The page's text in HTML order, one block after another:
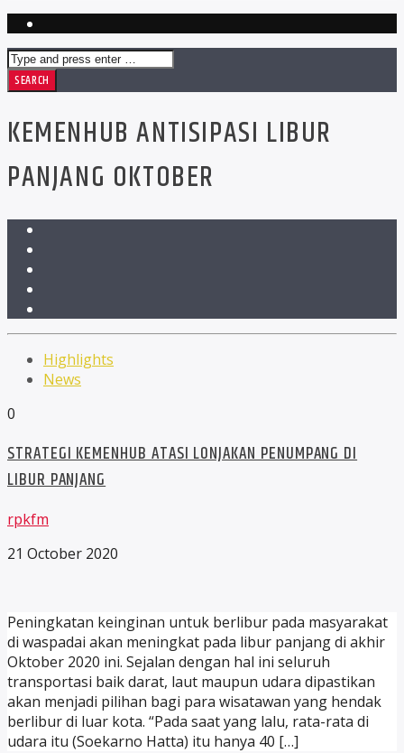
KEMENHUB ANTISIPASI LIBUR
PANJANG OKTOBER
Highlights
News
0
STRATEGI KEMENHUB ATASI LONJAKAN PENUMPANG DI
LIBUR PANJANG
rpkfm
21 October 2020
Peningkatan keinginan untuk berlibur pada masyarakat
di waspadai akan meningkat pada libur panjang di akhir
Oktober 2020 ini. Sejalan dengan hal ini seluruh
transportasi baik darat, laut maupun udara dipastikan
akan menjadi pilihan bagi para wisatawan yang hendak
berlibur di luar kota. “Pada saat yang lalu, rata-rata di
udara itu (Soekarno Hatta) itu hanya 40 […]